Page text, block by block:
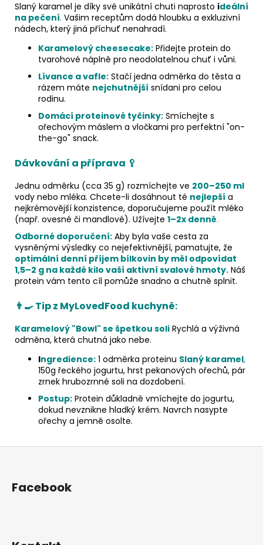
Slaný karamel je díky své unikátní chuti naprosto ideální
na pečení. Vašim receptům dodá hloubku a exkluzivní
nádech, který jiná příchuť nenahradí.
Karamelový cheesecake: Přidejte protein do
tvarohové náplně pro neodolatelnou chuť i vůni.
Lívance a vafle: Stačí jedna odměrka do těsta a
rázem máte nejchutnější snídani pro celou
rodinu.
Domácí proteinové tyčinky: Smíchejte s
ořechovým máslem a vločkami pro perfektní "on-
the-go" snack.
Dávkování a příprava 🥄
Jednu odměrku (cca 35 g) rozmíchejte ve 200–250 ml
vody nebo mléka. Chcete-li dosáhnout té nejlepší a
nejkrémovější konzistence, doporučujeme použít mléko
(např. ovesné či mandlové). Užívejte 1–2x denně.
Odborné doporučení: Aby byla vaše cesta za
vysněnými výsledky co nejefektivnější, pamatujte, že
optimální denní příjem bílkovin by měl odpovídat
1,5–2 g na každé kilo vaší aktivní svalové hmoty. Náš
protein vám tento cíl pomůže snadno a chutně splnit.
👨‍🍳 Tip z MyLovedFood kuchyně:
Karamelový "Bowl" se špetkou soli Rychlá a výživná
odměna, která chutná jako nebe.
Ingredience: 1 odměrka proteinu Slaný karamel,
150g řeckého jogurtu, hrst pekanových ořechů, pár
zrnek hrubozrnné soli na dozdobení.
Postup: Protein důkladně vmíchejte do jogurtu,
dokud nevznikne hladký krém. Navrch nasypte
ořechy a jemně osolte.
Facebook